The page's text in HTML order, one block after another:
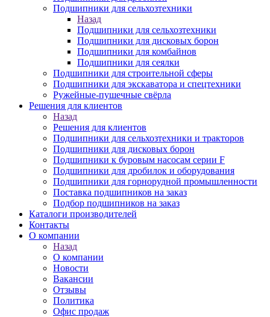
Подшипники для сельхозтехники
Назад
Подшипники для сельхозтехники
Подшипники для дисковых борон
Подшипники для комбайнов
Подшипники для сеялки
Подшипники для строительной сферы
Подшипники для экскаватора и спецтехники
Ружейные-пушечные свёрла
Решения для клиентов
Назад
Решения для клиентов
Подшипники для сельхозтехники и тракторов
Подшипники для дисковых борон
Подшипники к буровым насосам серии F
Подшипники для дробилок и оборудования
Подшипники для горнорудной промышленности
Поставка подшипников на заказ
Подбор подшипников на заказ
Каталоги производителей
Контакты
О компании
Назад
О компании
Новости
Вакансии
Отзывы
Политика
Офис продаж